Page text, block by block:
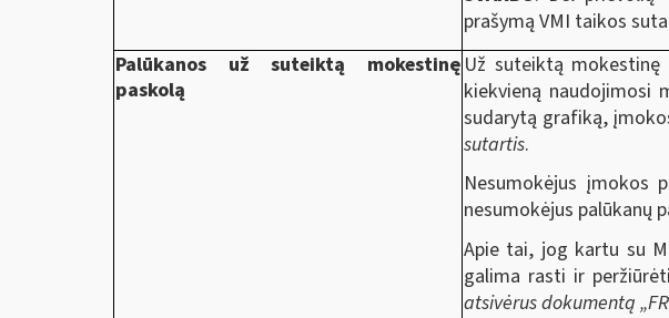
prašymą VMI taikos
Palūkanos už suteiktą mokestinę
paskolą
Už suteiktą mokestinę
kiekvieną naudojimosi
sudarytą grafiką,
sutartis.
Nesumokėjus įmokos
nesumokėjus palūkanų
Apie tai, jog kartu su
galima rasti ir
atsivėrus dokumentą